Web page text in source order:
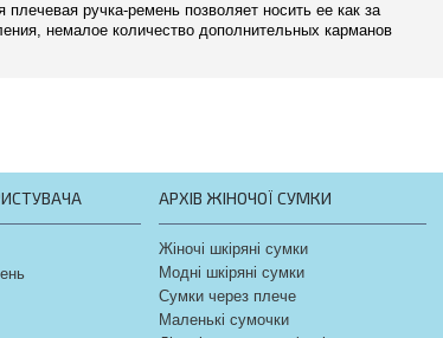
ручка-ремень позволяет носить ее как за
немалое количество дополнительных карманов
АРХІВ ЖІНОЧОЇ СУМКИ
Жіночі шкіряні сумки
Модні шкіряні сумки
Сумки через плече
Маленькі сумочки